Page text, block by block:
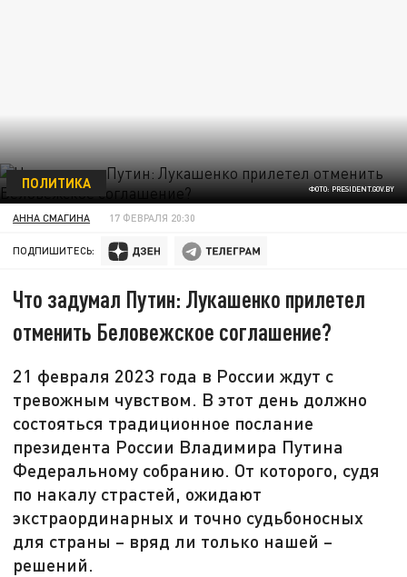
ФОТО: PRESIDENT.GOV.BY
ПОЛИТИКА
АННА СМАГИНА 17 ФЕВРАЛЯ 20:30
ПОДПИШИТЕСЬ:
Что задумал Путин: Лукашенко прилетел
отменить Беловежское соглашение?
21 февраля 2023 года в России ждут с
тревожным чувством. В этот день должно
состояться традиционное послание
президента России Владимира Путина
Федеральному собранию. От которого, судя
по накалу страстей, ожидают
экстраординарных и точно судьбоносных
для страны – вряд ли только нашей –
решений.